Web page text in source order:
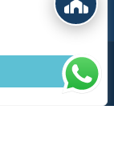
reservados.
Termos